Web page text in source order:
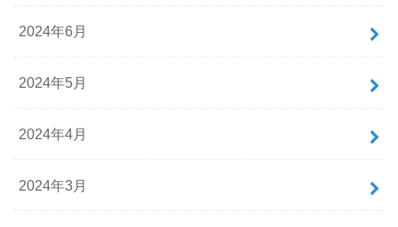
2024年6月
2024年5月
2024年4月
2024年3月